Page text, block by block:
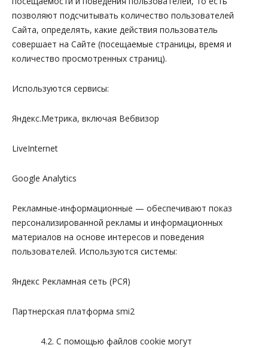
позволяют подсчитывать количество пользователей
Сайта, определять, какие действия пользователь
совершает на Сайте (посещаемые страницы, время и
количество просмотренных страниц).
Используются сервисы:
Яндекс.Метрика, включая Вебвизор
LiveInternet
Google Analytics
Рекламные-информационные — обеспечивают показ
персонализированной рекламы и информационных
материалов на основе интересов и поведения
пользователей. Используются системы:
Яндекс Рекламная сеть (РСЯ)
Партнерская платформа smi2
4.2. С помощью файлов cookie могут